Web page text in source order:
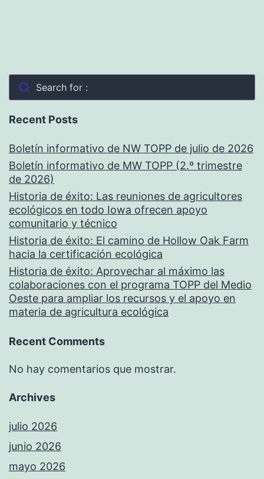
Search for :
Recent Posts
Boletín informativo de NW TOPP de julio de 2026
Boletín informativo de MW TOPP (2.º trimestre
de 2026)
Historia de éxito: Las reuniones de agricultores
ecológicos en todo Iowa ofrecen apoyo
comunitario y técnico
Historia de éxito: El camino de Hollow Oak Farm
hacia la certificación ecológica
Historia de éxito: Aprovechar al máximo las
colaboraciones con el programa TOPP del Medio
Oeste para ampliar los recursos y el apoyo en
materia de agricultura ecológica
Recent Comments
No hay comentarios que mostrar.
Archives
julio 2026
junio 2026
mayo 2026